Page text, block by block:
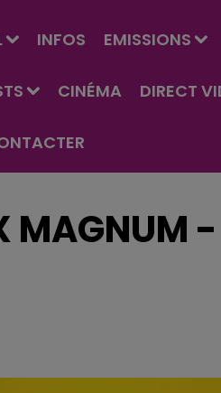
INFOS EMISSIONS
CINÉMA DIRECT
MAGNUM